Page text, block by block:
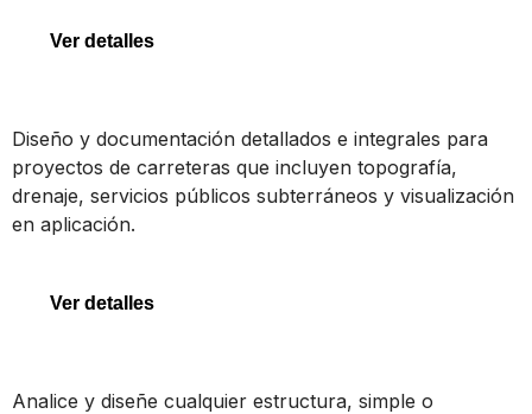
Gemelos digitales
Ver detalles
OpenRoads Designer
Diseño y documentación detallados e integrales para
proyectos de carreteras que incluyen topografía,
drenaje, servicios públicos subterráneos y visualización
en aplicación.
Ver detalles
Analice y diseñe cualquier estructura, simple o